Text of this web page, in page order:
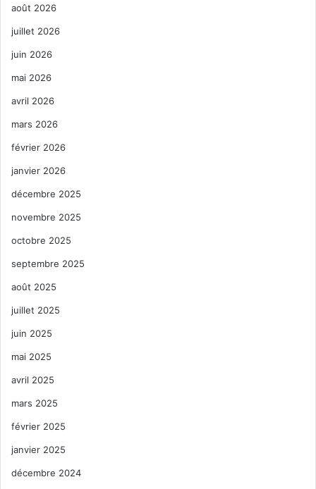
août 2026
juillet 2026
juin 2026
mai 2026
avril 2026
mars 2026
février 2026
janvier 2026
décembre 2025
novembre 2025
octobre 2025
septembre 2025
août 2025
juillet 2025
juin 2025
mai 2025
avril 2025
mars 2025
février 2025
janvier 2025
décembre 2024